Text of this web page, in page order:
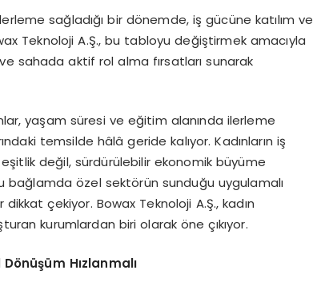
sağladığı bir dönemde, iş gücüne katılım ve
Teknoloji A.Ş., bu tabloyu değiştirmek amacıyla
sahada aktif rol alma fırsatları sunarak
yaşam süresi ve eğitim alanında ilerleme
temsilde hâlâ geride kalıyor. Kadınların iş
değil, sürdürülebilir ekonomik büyüme
bağlamda özel sektörün sunduğu uygulamalı
çekiyor. Bowax Teknoloji A.Ş., kadın
kurumlardan biri olarak öne çıkıyor.
Dönüşüm Hızlanmalı